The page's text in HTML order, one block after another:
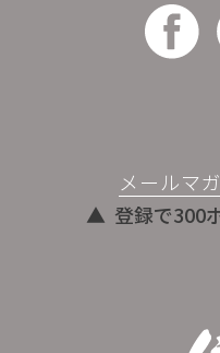
メールマ
登録で300